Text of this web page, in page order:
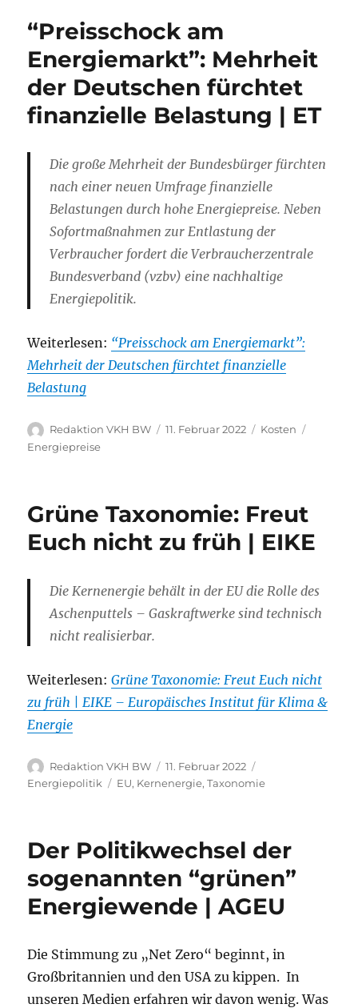
“Preisschock am
Energiemarkt”: Mehrheit
der Deutschen fürchtet
finanzielle Belastung | ET
Die große Mehrheit der Bundesbürger fürchten
nach einer neuen Umfrage finanzielle
Belastungen durch hohe Energiepreise. Neben
Sofortmaßnahmen zur Entlastung der
Verbraucher fordert die Verbraucherzentrale
Bundesverband (vzbv) eine nachhaltige
Energiepolitik.
Weiterlesen: “Preisschock am Energiemarkt”:
Mehrheit der Deutschen fürchtet finanzielle
Belastung
Autor
Redaktion VKH BW
Veröffentlicht
11. Februar 2022 Kategorien
Kosten
Energiepreise
Grüne Taxonomie: Freut
Euch nicht zu früh | EIKE
Die Kernenergie behält in der EU die Rolle des
Aschenputtels – Gaskraftwerke sind technisch
nicht realisierbar.
Weiterlesen:Grüne Taxonomie: Freut Euch nicht
zu früh | EIKE – Europäisches Institut für Klima &
Energie
Autor
Redaktion VKH BW
Veröffentlicht
am
11. Februar 2022
Energiepolitik
Schlagwörter
EU, Kernenergie,Taxonomie
Der Politikwechsel der
sogenannten “grünen”
Energiewende | AGEU
Die Stimmung zu „Net Zero“ beginnt, in
Großbritannien und den USA zu kippen. In
unseren Medien erfahren wir davon wenig. Was